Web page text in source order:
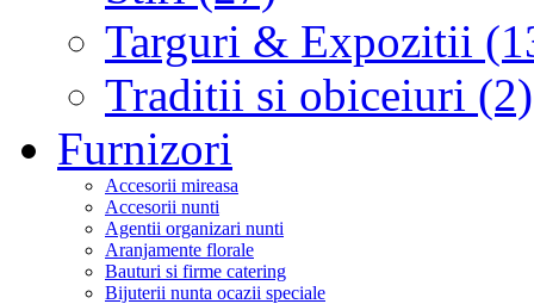
Targuri & Expozitii
Traditii si obiceiuri (2)
Furnizori
Accesorii mireasa
Accesorii nunti
Agentii organizari nunti
Aranjamente florale
Bauturi si firme catering
Bijuterii nunta ocazii speciale